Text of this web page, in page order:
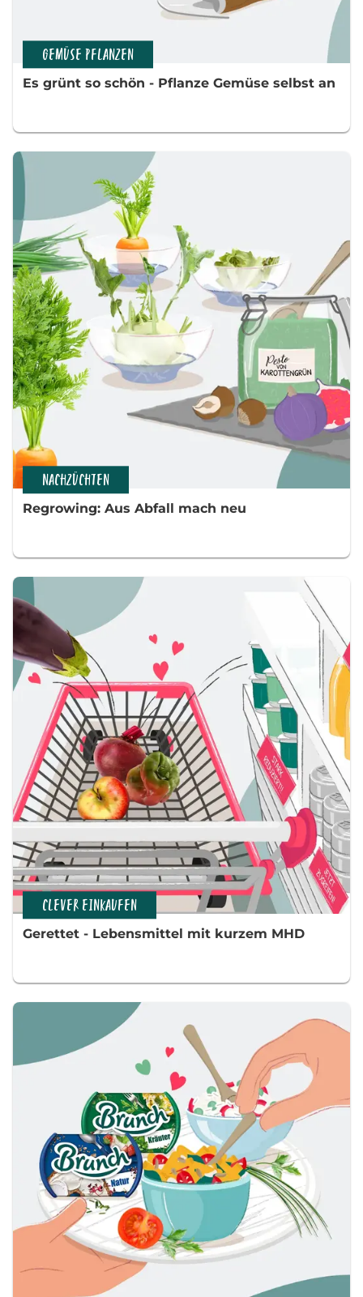
GEMÜSE PFLANZEN
Es grünt so schön - Pflanze Gemüse selbst an
NACHZÜCHTEN
Regrowing: Aus Abfall mach neu
CLEVER EINKAUFEN
Gerettet - Lebensmittel mit kurzem MHD